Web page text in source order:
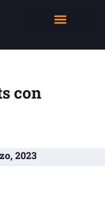
con
2023